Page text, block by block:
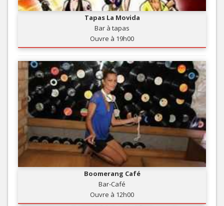
Tapas La Movida
Bar à tapas
Ouvre à 19h00
Boomerang Café
Bar-Café
Ouvre à 12h00